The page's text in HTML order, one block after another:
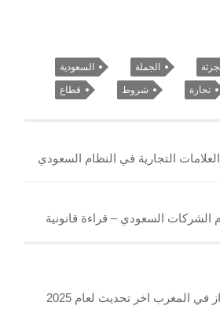
الجملة السعودية
تجارة شروط قطاع
التجارية في النظام السعودي
الشركات السعودي – قراءة قانونية
في المغرب اخر تحديث لعام 2025